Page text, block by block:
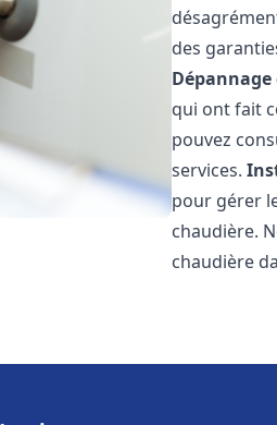
des
qui ont fait
pouvez
services.
pour gérer
chaudière.
chaudière